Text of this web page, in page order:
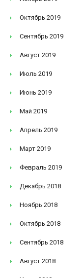
Октябрь 2019
Сентябрь 2019
Август 2019
Июль 2019
Июнь 2019
Май 2019
Апрель 2019
Март 2019
Февраль 2019
Декабрь 2018
Ноябрь 2018
Октябрь 2018
Сентябрь 2018
Август 2018